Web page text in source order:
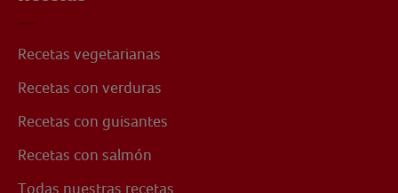
Recetas vegetarianas
Recetas con verduras
Recetas con guisantes
Recetas con salmón
Todas nuestras recetas